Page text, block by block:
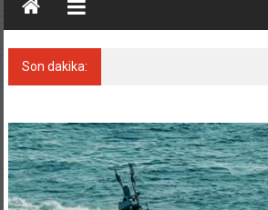
Son dakika: